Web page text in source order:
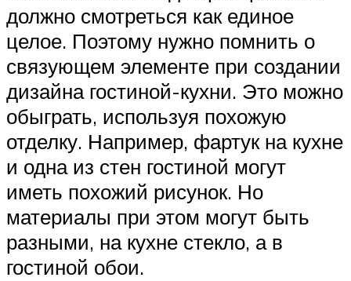
должно смотреться как единое
целое. Поэтому нужно помнить о
связующем элементе при создании
дизайна гостиной-кухни. Это можно
обыграть, используя похожую
отделку. Например, фартук на кухне
и одна из стен гостиной могут
иметь похожий рисунок. Но
материалы при этом могут быть
разными, на кухне стекло, а в
гостиной обои.